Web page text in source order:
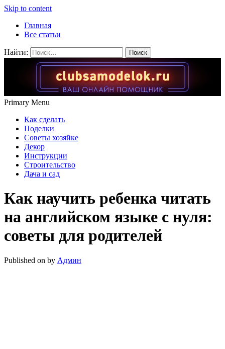
Skip to content
Главная
Все статьи
Найти:
Primary Menu
Как сделать
Поделки
Советы хозяйке
Декор
Инструкции
Строительство
Дача и сад
Как научить ребенка читать
на английском языке с нуля:
советы для родителей
Published on by Админ